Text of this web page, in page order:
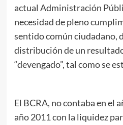
actual Administración
necesidad de pleno
sentido común ciudadano,
distribución de un
“devengado”, tal como se
El BCRA, no contaba en el
año 2011 con la liquidez